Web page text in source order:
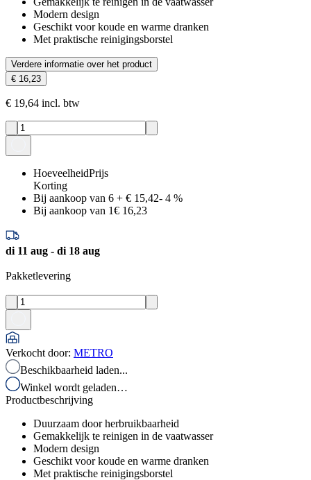
Modern design
Geschikt voor koude en warme dranken
Met praktische reinigingsborstel
Verdere informatie over het product
€ 16,23
€ 19,64 incl. btw
HoeveelheidPrijs
Korting
Bij aankoop van 6 + € 15,42- 4 %
Bij aankoop van 1€ 16,23
di 11 aug - di 18 aug
Pakketlevering
Verkocht door: METRO
Beschikbaarheid laden...
Winkel wordt geladen…
Productbeschrijving
Duurzaam door herbruikbaarheid
Gemakkelijk te reinigen in de vaatwasser
Modern design
Geschikt voor koude en warme dranken
Met praktische reinigingsborstel